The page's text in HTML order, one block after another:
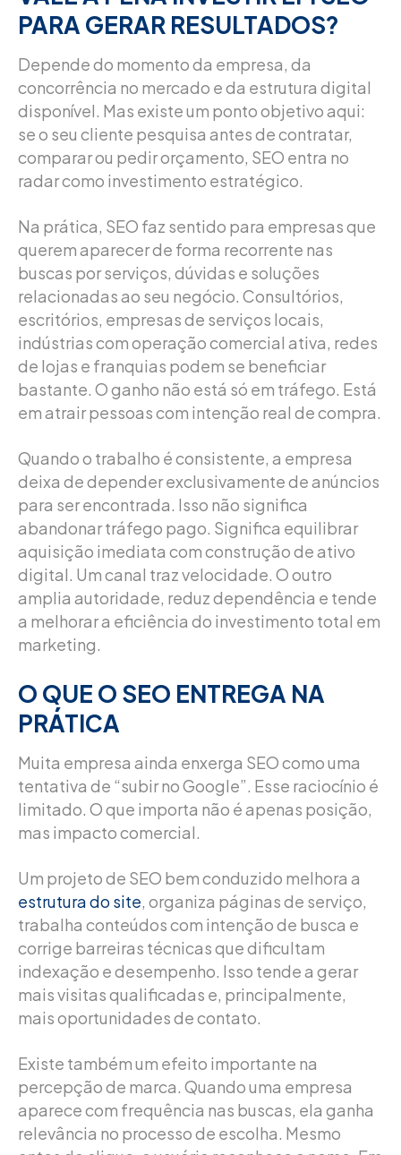
PARA GERAR RESULTADOS?
Depende do momento da empresa, da
concorrência no mercado e da estrutura digital
disponível. Mas existe um ponto objetivo aqui:
se o seu cliente pesquisa antes de contratar,
comparar ou pedir orçamento, SEO entra no
radar como investimento estratégico.
Na prática, SEO faz sentido para empresas que
querem aparecer de forma recorrente nas
buscas por serviços, dúvidas e soluções
relacionadas ao seu negócio. Consultórios,
escritórios, empresas de serviços locais,
indústrias com operação comercial ativa, redes
de lojas e franquias podem se beneficiar
bastante. O ganho não está só em tráfego. Está
em atrair pessoas com intenção real de compra.
Quando o trabalho é consistente, a empresa
deixa de depender exclusivamente de anúncios
para ser encontrada. Isso não significa
abandonar tráfego pago. Significa equilibrar
aquisição imediata com construção de ativo
digital. Um canal traz velocidade. O outro
amplia autoridade, reduz dependência e tende
a melhorar a eficiência do investimento total em
marketing.
O QUE O SEO ENTREGA NA
PRÁTICA
Muita empresa ainda enxerga SEO como uma
tentativa de “subir no Google”. Esse raciocínio é
limitado. O que importa não é apenas posição,
mas impacto comercial.
Um projeto de SEO bem conduzido melhora a
estrutura do site, organiza páginas de serviço,
trabalha conteúdos com intenção de busca e
corrige barreiras técnicas que dificultam
indexação e desempenho. Isso tende a gerar
mais visitas qualificadas e, principalmente,
mais oportunidades de contato.
Existe também um efeito importante na
percepção de marca. Quando uma empresa
aparece com frequência nas buscas, ela ganha
relevância no processo de escolha. Mesmo